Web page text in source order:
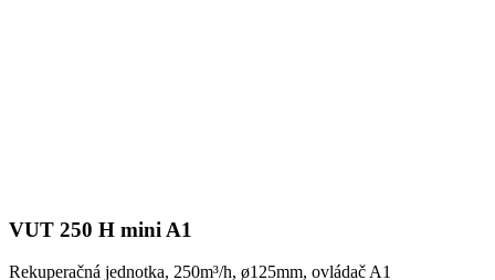
VUT 250 H mini A1
Rekuperačná jednotka, 250m³/h, ø125mm, ovládač A1